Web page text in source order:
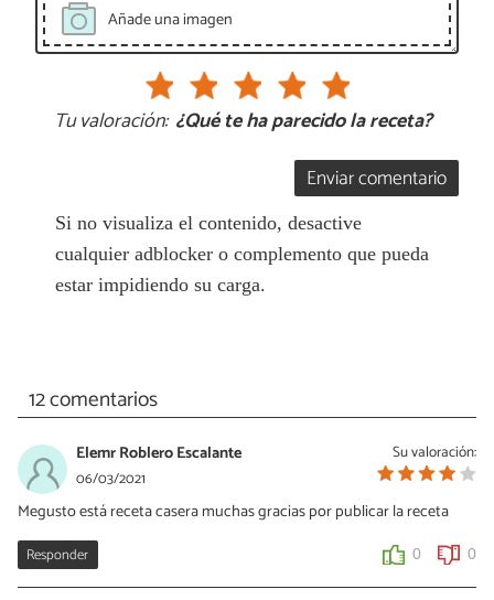
Añade una imagen
Tu valoración: ¿Qué te ha parecido la receta?
Enviar comentario
Si no visualiza el contenido, desactive
cualquier adblocker o complemento que pueda
estar impidiendo su carga.
12 comentarios
Su valoración:
Elemr Roblero Escalante
06/03/2021
Megusto está receta casera muchas gracias por publicar la receta
Responder 0 0